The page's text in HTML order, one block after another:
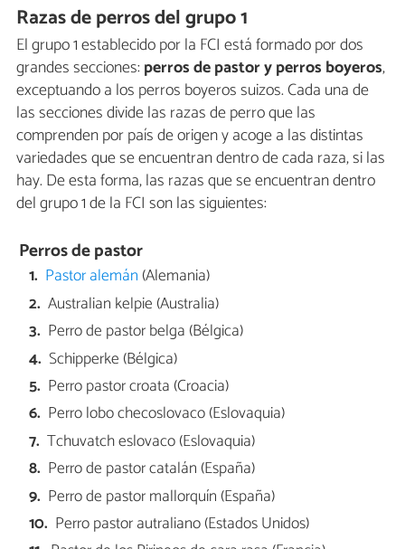
Razas de perros del grupo 1
El grupo 1 establecido por la FCI está formado por dos
grandes secciones:perros de pastor y perros boyeros,
exceptuando a los perros boyeros suizos. Cada una de
las secciones divide las razas de perro que las
comprenden por país de origen y acoge a las distintas
variedades que se encuentran dentro de cada raza, si las
hay. De esta forma, las razas que se encuentran dentro
del grupo 1 de la FCI son las siguientes:
Perros de pastor
Pastor alemán (Alemania)
Australian kelpie (Australia)
Perro de pastor belga (Bélgica)
Schipperke (Bélgica)
Perro pastor croata (Croacia)
Perro lobo checoslovaco (Eslovaquia)
Tchuvatch eslovaco (Eslovaquia)
Perro de pastor catalán (España)
Perro de pastor mallorquín (España)
Perro pastor autraliano (Estados Unidos)